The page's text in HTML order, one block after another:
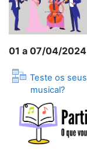
01 a 07/04/2024
Teste os
musical?
Lição